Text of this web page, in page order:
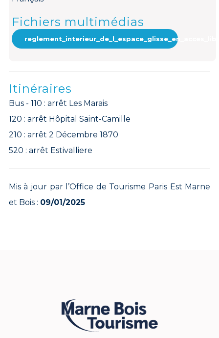
Fichiers multimédias
Itinéraires
Bus - 110 : arrêt Les Marais
120 : arrêt Hôpital Saint-Camille
210 : arrêt 2 Décembre 1870
520 : arrêt Estivalliere
Mis à jour par l’Office de Tourisme Paris Est Marne
et Bois : 09/01/2025